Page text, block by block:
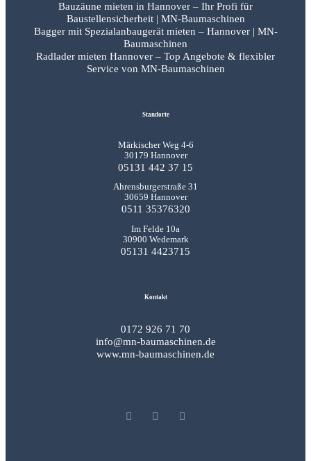
Bauzäune mieten in Hannover – Ihr Profi für
Baustellensicherheit | MN-Baumaschinen
Bagger mit Spezialanbaugerät mieten – Hannover | MN-
Baumaschinen
Radlader mieten Hannover – Top Angebote & flexibler
Service von MN-Baumaschinen
Standorte
Märkischer Weg 4-6
30179 Hannover
05131 442 37 15
Ahrensburgerstraße 31
30659 Hannover
0511 35376320
Im Felde 10a
30900 Wedemark
05131 4423715
Kontakt
0172 926 71 70
info@mn-baumaschinen.de
www.mn-baumaschinen.de